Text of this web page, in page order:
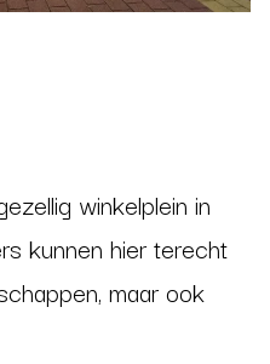
winkelplein in
kunnen hier terecht
maar ook